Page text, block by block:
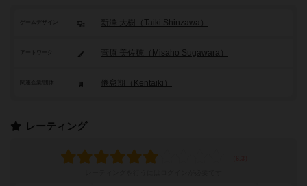
ゲームデザイン 新澤 大樹（Taiki Shinzawa）
アートワーク 菅原 美佐穂（Misaho Sugawara）
倦怠期（Kentaiki）
レーティング